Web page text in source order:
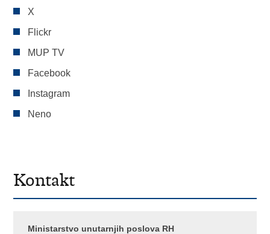
X
Flickr
MUP TV
Facebook
Instagram
Neno
Kontakt
Ministarstvo unutarnjih poslova RH